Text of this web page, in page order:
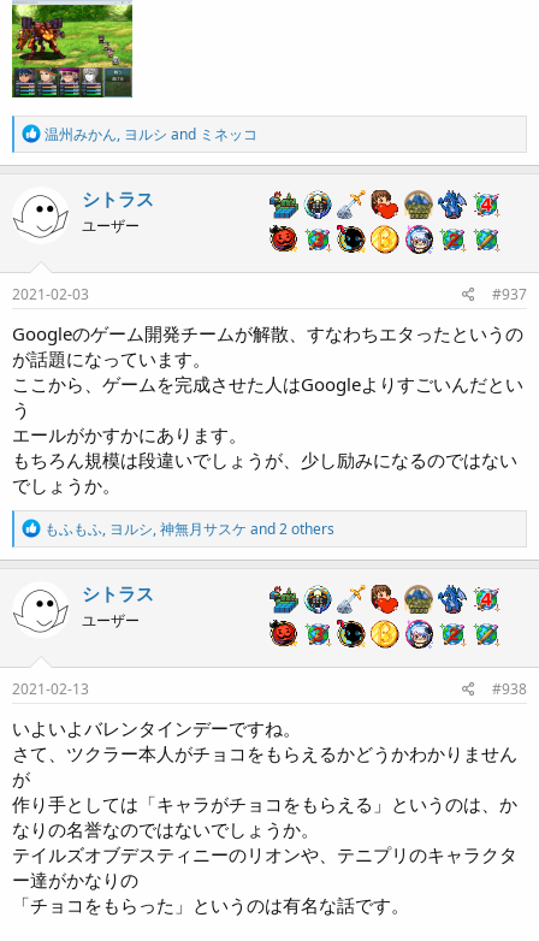
R
e
a
t
i
n
温州みかん, ヨルシ and ミネッコ
シトラス
ユーザー
2021-02-03 #937
Googleのゲーム開発チームが解散、すなわちエタったというの
が話題になっています。
ここから、ゲームを完成させた人はGoogleよりすごいんだとい
う
エールがかすかにあります。
もちろん規模は段違いでしょうが、少し励みになるのではない
でしょうか。
R
e
a
t
i
n
もふもふ, ヨルシ,神無月サスケ and 2 others
シトラス
ユーザー
2021-02-13 #938
いよいよバレンタインデーですね。
さて、ツクラー本人がチョコをもらえるかどうかわかりません
が
作り手としては「キャラがチョコをもらえる」というのは、か
なりの名誉なのではないでしょうか。
テイルズオブデスティニーのリオンや、テニプリのキャラクタ
ー達がかなりの
「チョコをもらった」というのは有名な話です。